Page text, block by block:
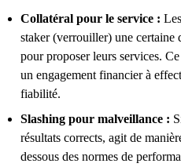
Collatéral pour le service :
staker (verrouiller) une
pour proposer leurs services.
un engagement financier à
fiabilité.
Slashing pour malveillance :
résultats corrects, agit de
dessous des normes de